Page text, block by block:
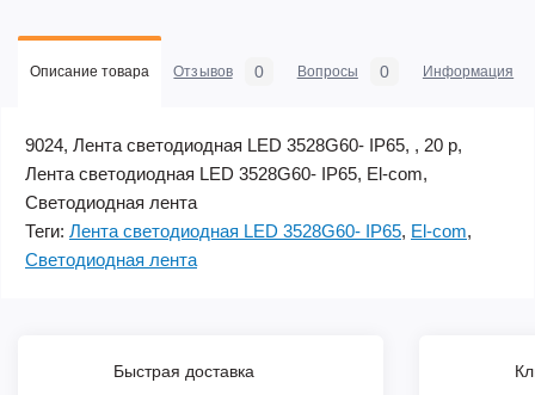
Описание товара Отзывов 0 Вопросы 0 Информация
9024, Лента светодиодная LED 3528G60- IP65, , 20 р,
Лента светодиодная LED 3528G60- IP65, El-com,
Светодиодная лента
Теги: Лента светодиодная LED 3528G60- IP65, El-com,
Светодиодная лента
Быстрая доставка